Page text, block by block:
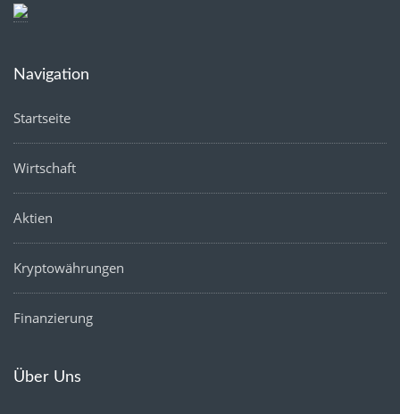
Navigation
Startseite
Wirtschaft
Aktien
Kryptowährungen
Finanzierung
Über Uns